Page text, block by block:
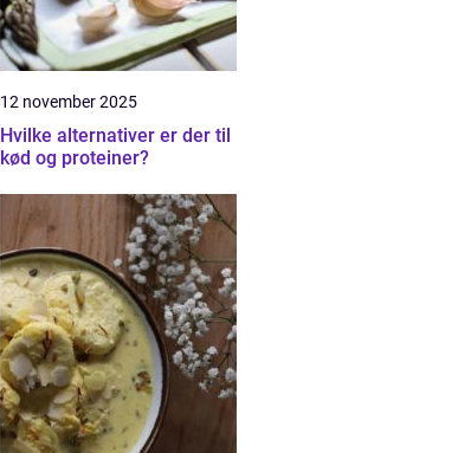
12 november 2025
Hvilke alternativer er der til
kød og proteiner?